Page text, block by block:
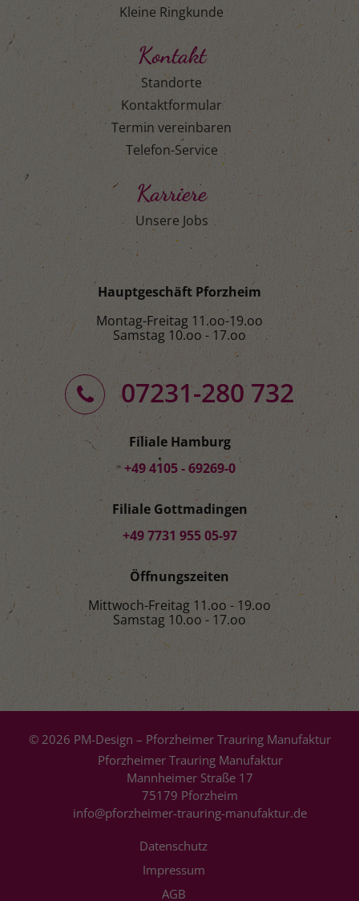
Kleine Ringkunde
Kontakt
Standorte
Kontaktformular
Termin vereinbaren
Telefon-Service
Karriere
Unsere Jobs
Hauptgeschäft Pforzheim
Montag-Freitag 11.oo-19.oo
Samstag 10.oo - 17.oo
07231-280 732
Filiale Hamburg
+49 4105 - 69269-0
Filiale Gottmadingen
+49 7731 955 05-97
Öffnungszeiten
Mittwoch-Freitag 11.oo - 19.oo
Samstag 10.oo - 17.oo
© 2026 PM-Design – Pforzheimer Trauring Manufaktur
Pforzheimer Trauring Manufaktur
Mannheimer Straße 17
75179 Pforzheim
info@pforzheimer-trauring-manufaktur.de
Datenschutz
Impressum
AGB